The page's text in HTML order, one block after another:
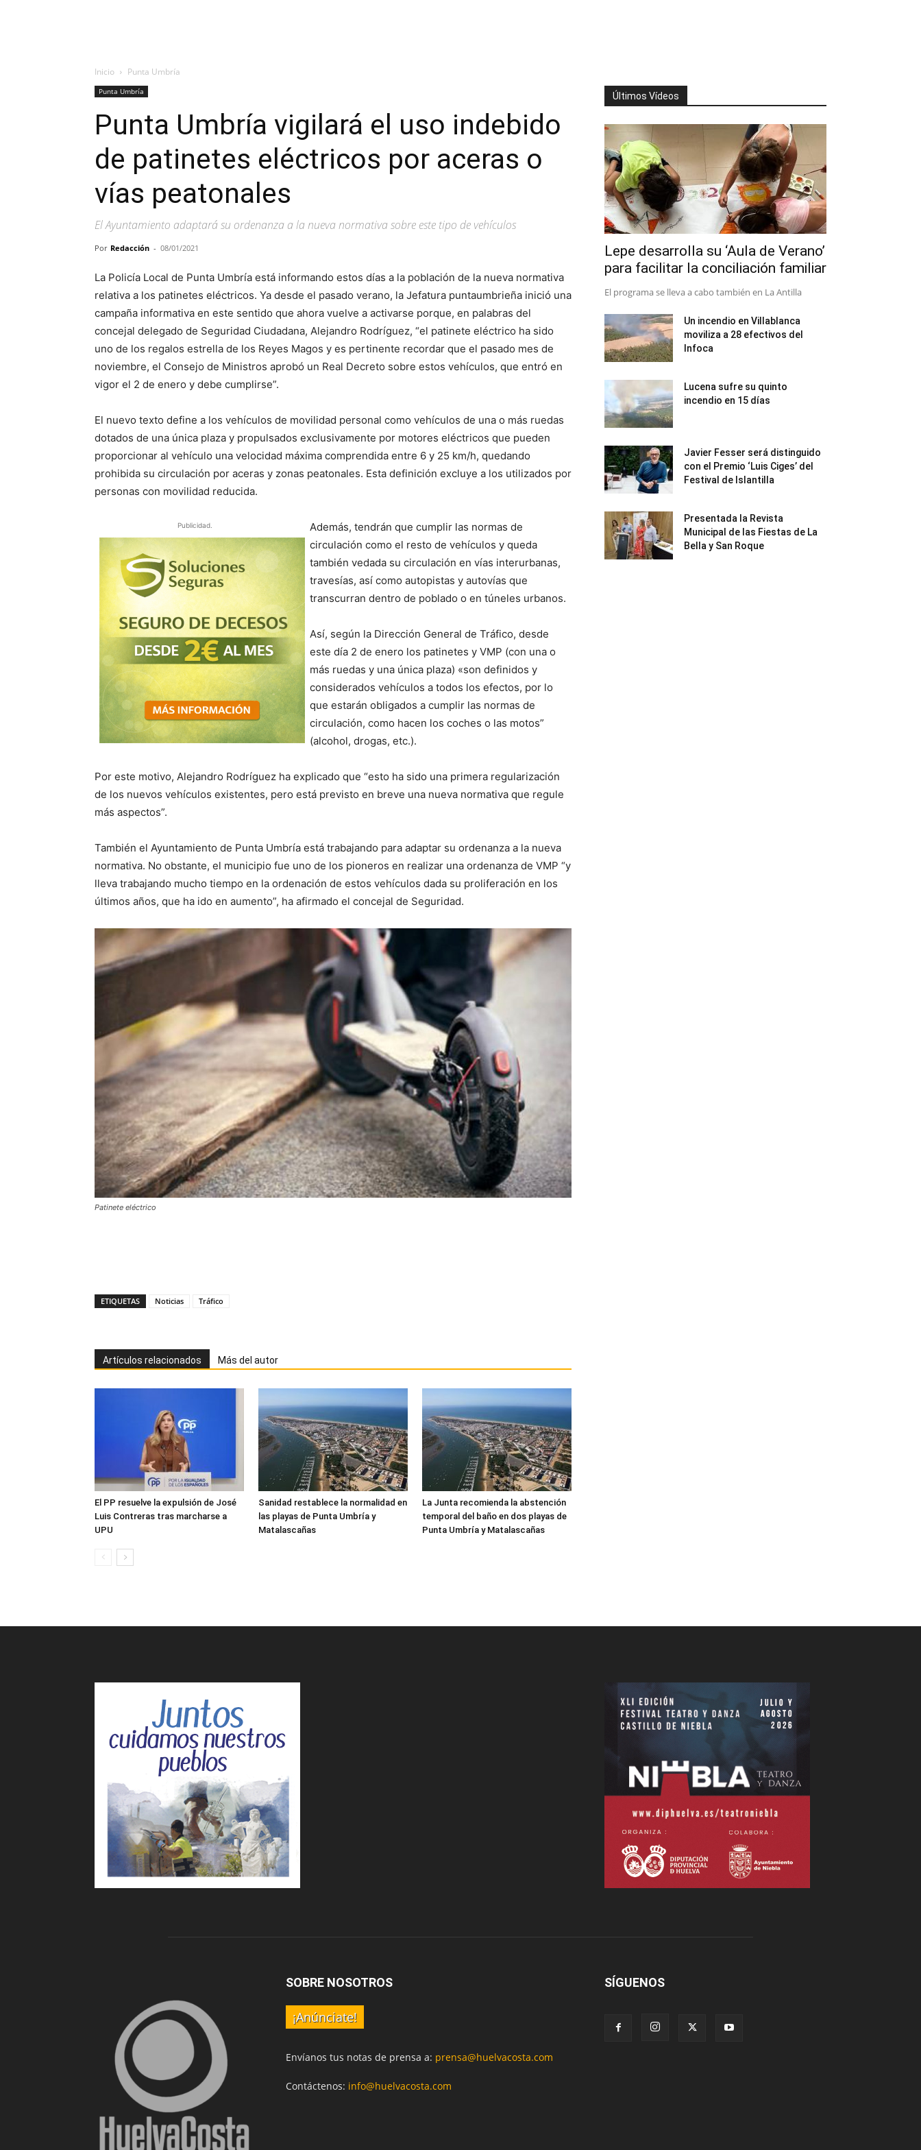
Inicio Punta Umbría
Punta Umbría
Punta Umbría vigilará el uso indebido
de patinetes eléctricos por aceras o
vías peatonales
El Ayuntamiento adaptará su ordenanza a la nueva normativa sobre este tipo de vehículos
Por Redacción - 08/01/2021
La Policía Local de Punta Umbría está informando estos días a la población de la nueva normativa
relativa a los patinetes eléctricos. Ya desde el pasado verano, la Jefatura puntaumbrieña inició una
campaña informativa en este sentido que ahora vuelve a activarse porque, en palabras del
concejal delegado de Seguridad Ciudadana, Alejandro Rodríguez, “el patinete eléctrico ha sido
uno de los regalos estrella de los Reyes Magos y es pertinente recordar que el pasado mes de
noviembre, el Consejo de Ministros aprobó un Real Decreto sobre estos vehículos, que entró en
vigor el 2 de enero y debe cumplirse”.
El nuevo texto define a los vehículos de movilidad personal como vehículos de una o más ruedas
dotados de una única plaza y propulsados exclusivamente por motores eléctricos que pueden
proporcionar al vehículo una velocidad máxima comprendida entre 6 y 25 km/h, quedando
prohibida su circulación por aceras y zonas peatonales. Esta definición excluye a los utilizados por
personas con movilidad reducida.
Publicidad.
Además, tendrán que cumplir las normas de
circulación como el resto de vehículos y queda
también vedada su circulación en vías interurbanas,
travesías, así como autopistas y autovías que
transcurran dentro de poblado o en túneles urbanos.
Así, según la Dirección General de Tráfico, desde
este día 2 de enero los patinetes y VMP (con una o
más ruedas y una única plaza) «son definidos y
considerados vehículos a todos los efectos, por lo
que estarán obligados a cumplir las normas de
circulación, como hacen los coches o las motos”
(alcohol, drogas, etc.).
Por este motivo, Alejandro Rodríguez ha explicado que “esto ha sido una primera regularización
de los nuevos vehículos existentes, pero está previsto en breve una nueva normativa que regule
más aspectos”.
También el Ayuntamiento de Punta Umbría está trabajando para adaptar su ordenanza a la nueva
normativa. No obstante, el municipio fue uno de los pioneros en realizar una ordenanza de VMP “y
lleva trabajando mucho tiempo en la ordenación de estos vehículos dada su proliferación en los
últimos años, que ha ido en aumento”, ha afirmado el concejal de Seguridad.
Patinete eléctrico
ETIQUETAS Noticias Tráfico
Artículos relacionados Más del autor
El PP resuelve la expulsión de José
Luis Contreras tras marcharse a
UPU
Sanidad restablece la normalidad en
las playas de Punta Umbría y
Matalascañas
La Junta recomienda la abstención
temporal del baño en dos playas de
Punta Umbría y Matalascañas
Últimos Vídeos
Lepe desarrolla su ‘Aula de Verano’
para facilitar la conciliación familiar
El programa se lleva a cabo también en La Antilla
Un incendio en Villablanca
moviliza a 28 efectivos del
Infoca
Lucena sufre su quinto
incendio en 15 días
Javier Fesser será distinguido
con el Premio ‘Luis Ciges’ del
Festival de Islantilla
Presentada la Revista
Municipal de las Fiestas de La
Bella y San Roque
SOBRE NOSOTROS
¡Anúnciate!
Envíanos tus notas de prensa a: prensa@huelvacosta.com
Contáctenos: info@huelvacosta.com
SÍGUENOS